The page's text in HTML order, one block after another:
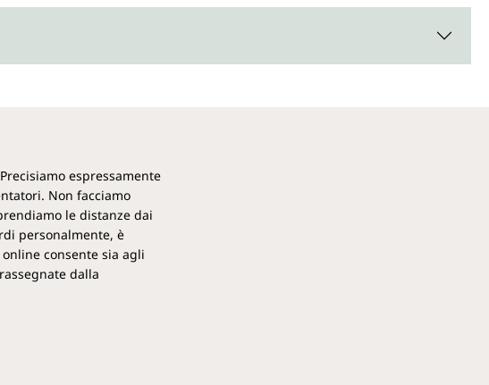
espressamente
Non facciamo
le distanze dai
personalmente, è
consente sia agli
dalla